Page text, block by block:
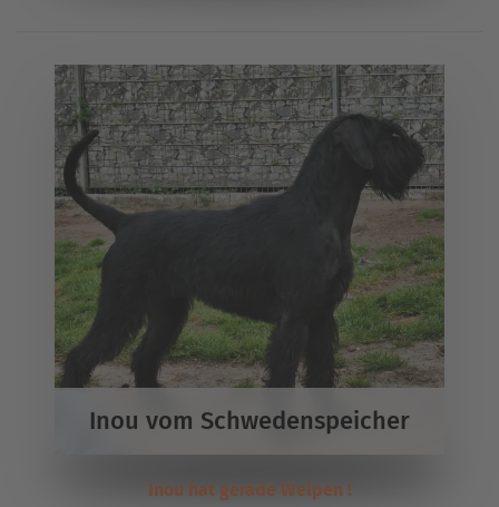
Inou vom Schwedenspeicher
Inou hat gerade Welpen !